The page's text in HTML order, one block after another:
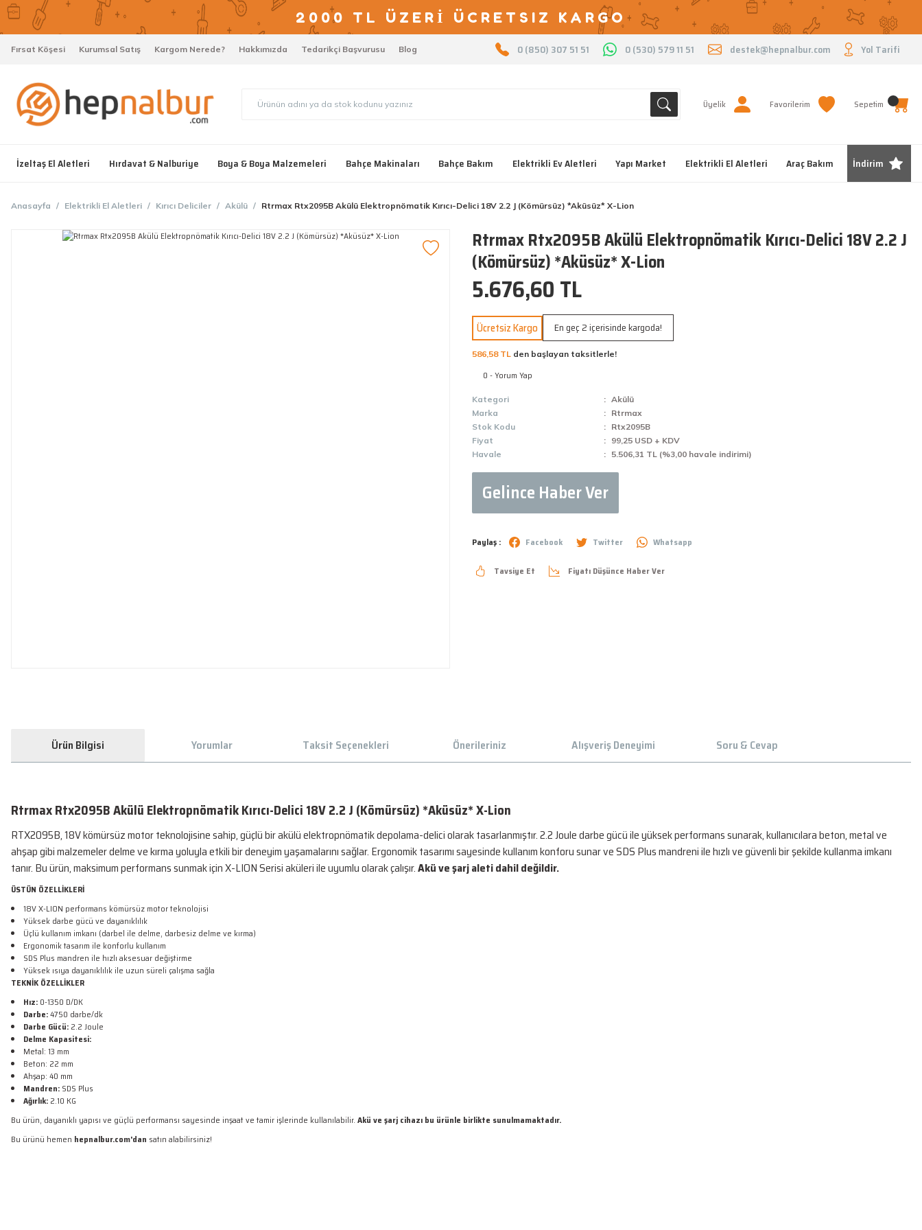
2000 TL ÜZERİ ÜCRETSIZ KARGO
Fırsat Köşesi Kurumsal Satış Kargom Nerede? Hakkımızda Tedarikçi Başvurusu Blog 0 (850) 307 51 51 0 (530) 579 11 51 destek@hepnalbur.com Yol Tarifi
Üyelik Favorilerim Sepetim
İzeltaş El Aletleri Hırdavat & Nalburiye Boya & Boya Malzemeleri Bahçe Makinaları Bahçe Bakım Elektrikli Ev Aletleri Yapı Market Elektrikli El Aletleri Araç Bakım İndirim
Anasayfa Elektrikli El Aletleri Kırıcı Deliciler Akülü Rtrmax Rtx2095B Akülü Elektropnömatik Kırıcı-Delici 18V 2.2 J (Kömürsüz) *Aküsüz* X-Lion
Rtrmax Rtx2095B Akülü Elektropnömatik Kırıcı-Delici 18V 2.2 J
(Kömürsüz) *Aküsüz* X-Lion
5.676,60 TL
Ücretsiz Kargo En geç 2 içerisinde kargoda!
586,58 TL den başlayan taksitlerle!
0 - Yorum Yap
Kategori
Akülü
Marka
Rtrmax
Stok Kodu
Rtx2095B
Fiyat
99,25 USD + KDV
Havale
5.506,31 TL (%3,00 havale indirimi)
Gelince Haber Ver
Paylaş : Facebook Twitter Whatsapp
Tavsiye Et Fiyatı Düşünce Haber Ver
Ürün Bilgisi Yorumlar Taksit Seçenekleri Önerileriniz Alışveriş Deneyimi Soru & Cevap
Rtrmax Rtx2095B Akülü Elektropnömatik Kırıcı-Delici 18V 2.2 J (Kömürsüz) *Aküsüz* X-Lion
RTX2095B, ​​18V kömürsüz motor teknolojisine sahip, güçlü bir akülü elektropnömatik depolama-delici olarak tasarlanmıştır. 2.2 Joule darbe gücü ile yüksek performans sunarak, kullanıcılara beton, metal ve
ahşap gibi malzemeler delme ve kırma yoluyla etkili bir deneyim yaşamalarını sağlar. Ergonomik tasarımı sayesinde kullanım konforu sunar ve SDS Plus mandreni ile hızlı ve güvenli bir şekilde kullanma imkanı
tanır. Bu ürün, maksimum performans sunmak için X-LION Serisi aküleri ile uyumlu olarak çalışır.Akü ve şarj aleti dahil değildir.
ÜSTÜN ÖZELLİKLERİ
18V X-LION performans kömürsüz motor teknolojisi
Yüksek darbe gücü ve dayanıklılık
Üçlü kullanım imkanı (darbel ile delme, darbesiz delme ve kırma)
Ergonomik tasarım ile konforlu kullanım
SDS Plus mandren ile hızlı aksesuar değiştirme
Yüksek ısıya dayanıklılık ile uzun süreli çalışma sağla
TEKNİK ÖZELLİKLER
Hız: 0-1350 D/DK
Darbe:4750 darbe/dk
Darbe Gücü: 2.2 Joule
Delme Kapasitesi:
Metal: 13 mm
Beton: 22 mm
Ahşap: 40 mm
Mandren: SDS Plus
Ağırlık: 2.10 KG
Bu ürün, dayanıklı yapısı ve güçlü performansı sayesinde inşaat ve tamir işlerinde kullanılabilir. Akü ve şarj cihazı bu ürünle birlikte sunulmamaktadır.
Bu ürünü hemen hepnalbur.com'dan satın alabilirsiniz!